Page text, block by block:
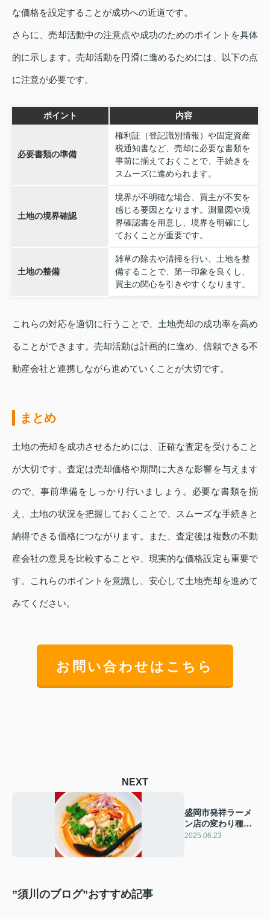
な価格を設定することが成功への近道です。
さらに、売却活動中の注意点や成功のためのポイントを具体
的に示します。売却活動を円滑に進めるためには、以下の点
に注意が必要です。
ポイント 内容
必要書類の準備
権利証（登記識別情報）や固定資産
税通知書など、売却に必要な書類を
事前に揃えておくことで、手続きを
スムーズに進められます。
土地の境界確認
境界が不明確な場合、買主が不安を
感じる要因となります。測量図や境
界確認書を用意し、境界を明確にし
ておくことが重要です。
土地の整備
雑草の除去や清掃を行い、土地を整
備することで、第一印象を良くし、
買主の関心を引きやすくなります。
これらの対応を適切に行うことで、土地売却の成功率を高め
ることができます。売却活動は計画的に進め、信頼できる不
動産会社と連携しながら進めていくことが大切です。
まとめ
土地の売却を成功させるためには、正確な査定を受けること
が大切です。査定は売却価格や期間に大きな影響を与えます
ので、事前準備をしっかり行いましょう。必要な書類を揃
え、土地の状況を把握しておくことで、スムーズな手続きと
納得できる価格につながります。また、査定後は複数の不動
産会社の意見を比較することや、現実的な価格設定も重要で
す。これらのポイントを意識し、安心して土地売却を進めて
みてください。
お問い合わせはこちら
NEXT
盛岡市発祥ラーメ
ン店の変わり種メ
ニュー♪
2025.06.23
”須川のブログ”おすすめ記事